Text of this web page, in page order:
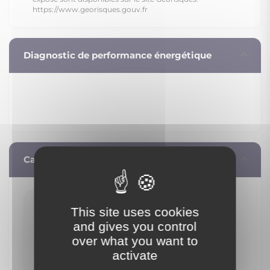
https://www.georisques.gouv.fr
Diagnostic de performance énergétique
Calculez vos mensualités
336 € / mois**
This site uses cookies
and gives you control
over what you want to
activate